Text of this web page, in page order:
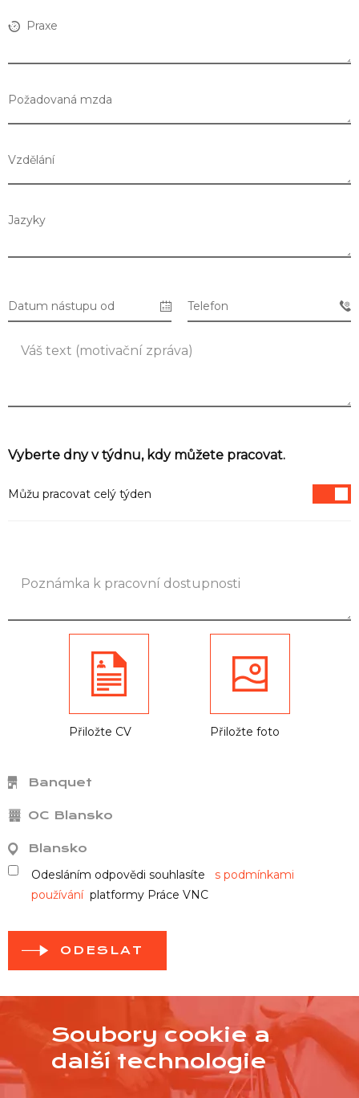
Seznam prodejen
Seznam NC
Praxe
Požadovaná mzda
Vzdělání
Jazyky
Datum nástupu od Telefon
Vyberte dny v týdnu, kdy můžete pracovat.
Můžu pracovat celý týden
Přiložte CV Přiložte foto
Banquet
OC Blansko
Blansko
Odesláním odpovědi souhlasíte s podmínkami
používáníplatformy Práce VNC
ODESLAT
Soubory cookie a
další technologie